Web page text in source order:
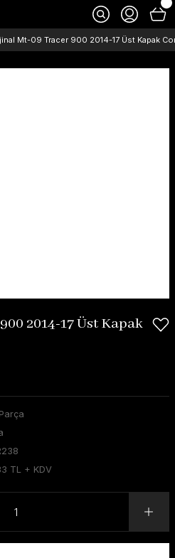
Mt-09 Tracer 900 2014-17 Üst Kapak
2014-17 Üst Kapak
TL + KDV